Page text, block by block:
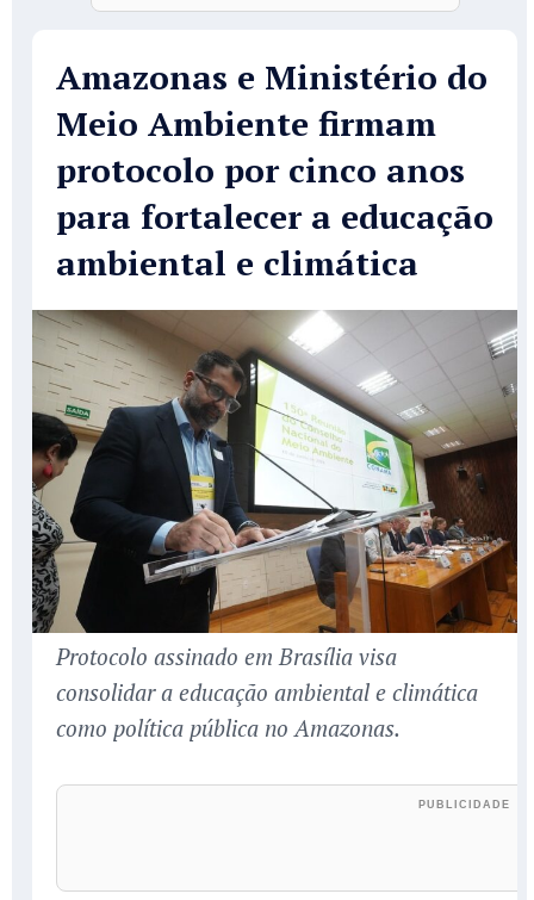
Amazonas e Ministério do
Meio Ambiente firmam
protocolo por cinco anos
para fortalecer a educação
ambiental e climática
Protocolo assinado em Brasília visa
consolidar a educação ambiental e climática
como política pública no Amazonas.